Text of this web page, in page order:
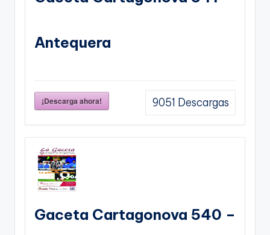
Antequera
¡Descarga ahora! 9051 Descargas
Gaceta Cartagonova 540 –